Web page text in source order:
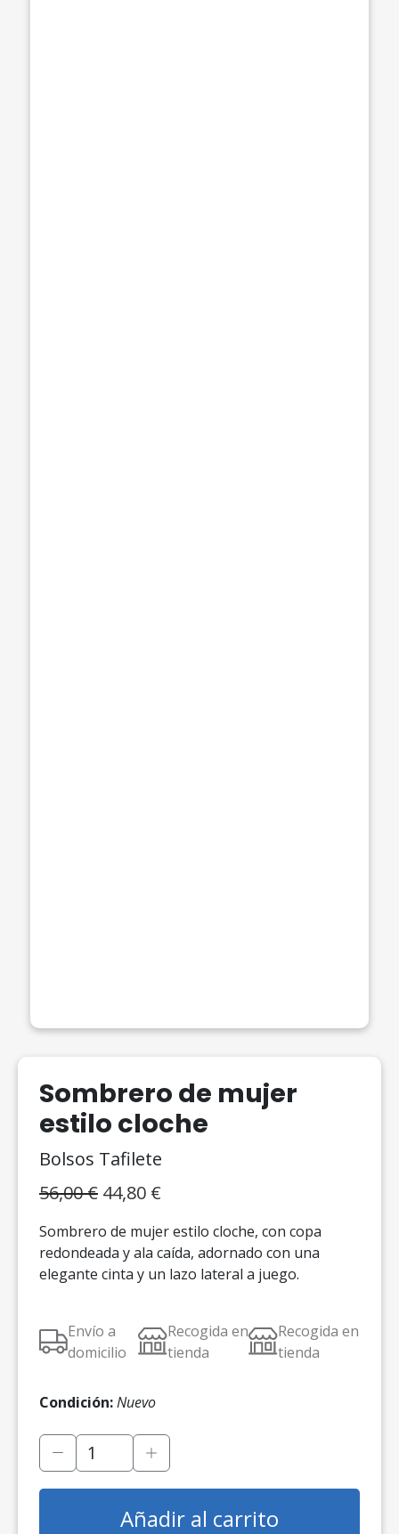
Sombrero de mujer
estilo cloche
Bolsos Tafilete
56,00€ El
original
era:
44,80 €
actual
es:
Sombrero de mujer estilo cloche, con copa
redondeada y ala caída, adornado con una
elegante cinta y un lazo lateral a juego.
Envío a
domicilio
Recogida en
tienda
Recogida en
tienda
Condición:Nuevo
Añadir al carrito